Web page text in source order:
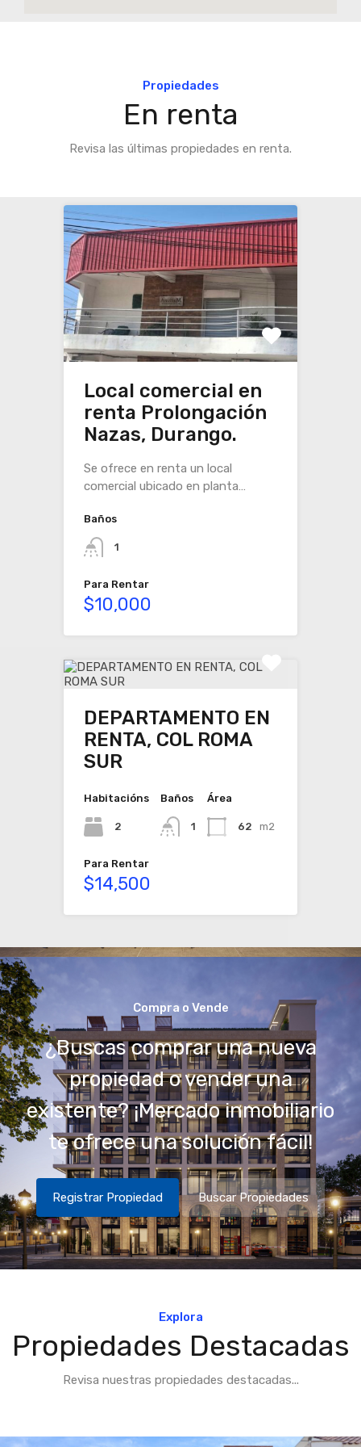
Propiedades
En renta
Revisa las últimas propiedades en renta.
Local comercial en
renta Prolongación
Nazas, Durango.
Se ofrece en renta un local
comercial ubicado en planta…
Baños
1
Para Rentar
$10,000
DEPARTAMENTO EN
RENTA, COL ROMA
SUR
Habitacións
2
Baños
1
Área
62 m2
Para Rentar
$14,500
Compra o Vende
¿Buscas comprar una nueva
propiedad o vender una
existente? ¡Mercado inmobiliario
te ofrece una solución fácil!
Registrar Propiedad Buscar Propiedades
Explora
Propiedades Destacadas
Revisa nuestras propiedades destacadas...